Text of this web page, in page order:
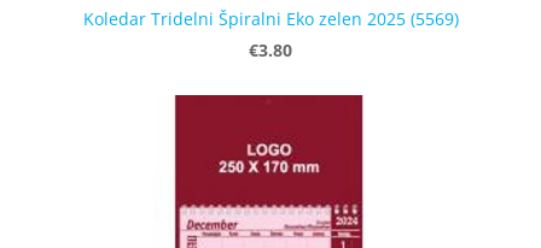
Koledar Tridelni Špiralni Eko zelen 2025 (5569)
€3.80